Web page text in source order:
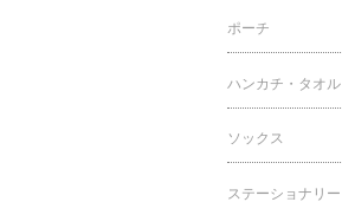
ポーチ
ハンカチ・タオル
ソックス
ステーショナリー